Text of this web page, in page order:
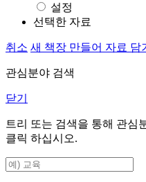
설정
선택한 자료
취소 새 책장 만들어 자료 담
관심분야 검색
닫기
트리 또는 검색을 통해 관심
클릭 하십시오.